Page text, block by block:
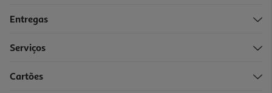
Entregas
Serviços
Cartões